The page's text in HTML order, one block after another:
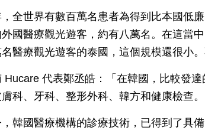
全世界有數百萬名患者為得到比本國低
外國醫療觀光遊客，約有八萬名。在這當
醫療觀光遊客的泰國，這個規模還很小
Hucare 代表鄭丞皓：「在韓國，比較發
科、牙科、整形外科、韓方和健康檢查。
韓國醫療機構的診療技術，已得到了具